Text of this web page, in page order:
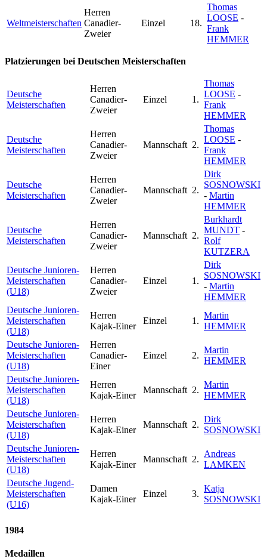
Weltmeisterschaften
Herren
Canadier-
Zweier
Einzel 18.
Thomas
LOOSE -
Frank
HEMMER
Platzierungen bei Deutschen Meisterschaften
Deutsche
Meisterschaften
Herren
Canadier-
Zweier
Einzel 1.
Thomas
LOOSE -
Frank
HEMMER
Deutsche
Meisterschaften
Herren
Canadier-
Zweier
Mannschaft 2.
Thomas
LOOSE -
Frank
HEMMER
Deutsche
Meisterschaften
Herren
Canadier-
Zweier
Mannschaft 2.
Dirk
SOSNOWSKI
- Martin
HEMMER
Deutsche
Meisterschaften
Herren
Canadier-
Zweier
Mannschaft 2.
Burkhardt
MUNDT -
Rolf
KUTZERA
Deutsche Junioren-
Meisterschaften
(U18)
Herren
Canadier-
Zweier
Einzel 1.
Dirk
SOSNOWSKI
- Martin
HEMMER
Deutsche Junioren-
Meisterschaften
(U18)
Herren
Kajak-Einer
Einzel 1.
Martin
HEMMER
Deutsche Junioren-
Meisterschaften
(U18)
Herren
Canadier-
Einer
Einzel 2.
Martin
HEMMER
Deutsche Junioren-
Meisterschaften
(U18)
Herren
Kajak-Einer
Mannschaft 2.
Martin
HEMMER
Deutsche Junioren-
Meisterschaften
(U18)
Herren
Kajak-Einer
Mannschaft 2.
Dirk
SOSNOWSKI
Deutsche Junioren-
Meisterschaften
(U18)
Herren
Kajak-Einer
Mannschaft 2.
Andreas
LAMKEN
Deutsche Jugend-
Meisterschaften
(U16)
Damen
Kajak-Einer
Einzel 3.
Katja
SOSNOWSKI
1984
Medaillen